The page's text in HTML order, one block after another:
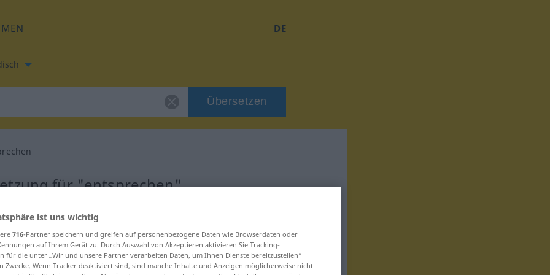
DE
Übersetzen
für "entsprechen"
ist uns wichtig
716-Partner speichern und greifen auf personenbezogene Daten wie Browserdaten oder
auf Ihrem Gerät zu. Durch Auswahl von Akzeptieren aktivieren Sie Tracking-
für die unter „Wir und unsere Partner verarbeiten Daten, um Ihnen Dienste bereitzustellen“
Zwecke. Wenn Tracker deaktiviert sind, sind manche Inhalte und Anzeigen möglicherweise nicht